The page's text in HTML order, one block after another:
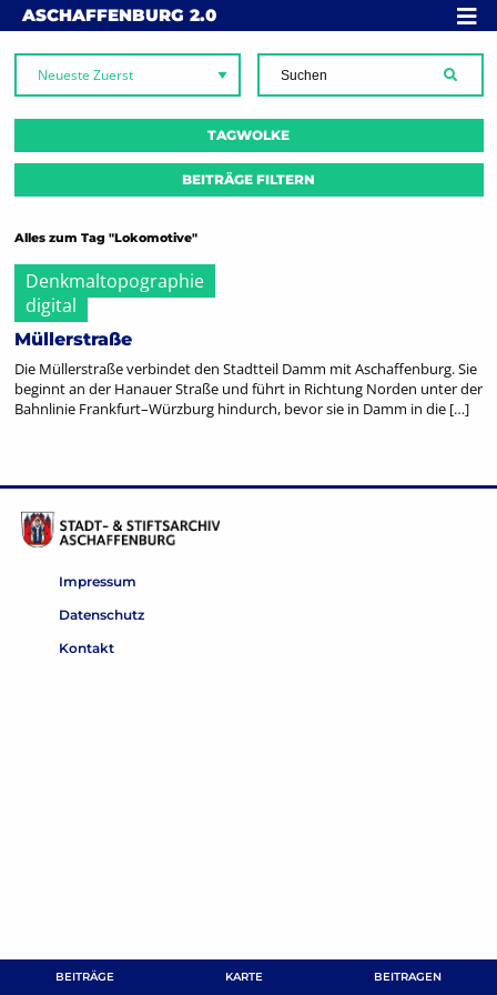
Skip to content
ASCHAFFENBURG 2.0
BEITRÄGE KARTE BEITRAGEN
MENÜ
TAGWOLKE
BEITRÄGE FILTERN
Alles zum Tag "Lokomotive"
Denkmaltopographie
digital
Müllerstraße
Die Müllerstraße verbindet den Stadtteil Damm mit Aschaffenburg. Sie
beginnt an der Hanauer Straße und führt in Richtung Norden unter der
Bahnlinie Frankfurt–Würzburg hindurch, bevor sie in Damm in die […]
Impressum
Datenschutz
Kontakt